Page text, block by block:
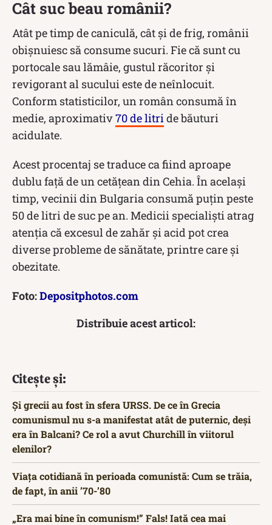
Cât suc beau românii?
Atât pe timp de caniculă, cât și de frig, românii
obișnuiesc să consume sucuri. Fie că sunt cu
portocale sau lămâie, gustul răcoritor și
revigorant al sucului este de neînlocuit.
Conform statisticilor, un român consumă în
medie, aproximativ70 de litride băuturi
acidulate.
Acest procentaj se traduce ca fiind aproape
dublu față de un cetățean din Cehia. În același
timp, vecinii din Bulgaria consumă puțin peste
50 de litri de suc pe an. Medicii specialiști atrag
atenția că excesul de zahăr și acid pot crea
diverse probleme de sănătate, printre care și
obezitate.
Foto:Depositphotos.com
Distribuie acest articol:
Citește și:
Și grecii au fost în sfera URSS. De ce în Grecia
comunismul nu s-a manifestat atât de puternic, deși
era în Balcani? Ce rol a avut Churchill în viitorul
elenilor?
Viața cotidiană în perioada comunistă: Cum se trăia,
de fapt, în anii ’70-’80
„Era mai bine în comunism!” Fals! Iată cea mai